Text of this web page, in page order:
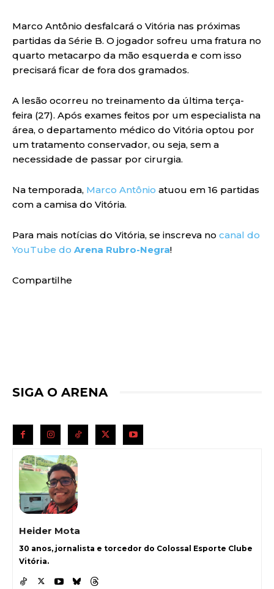
Marco Antônio desfalcará o Vitória nas próximas
partidas da Série B. O jogador sofreu uma fratura no
quarto metacarpo da mão esquerda e com isso
precisará ficar de fora dos gramados.
A lesão ocorreu no treinamento da última terça-
feira (27). Após exames feitos por um especialista na
área, o departamento médico do Vitória optou por
um tratamento conservador, ou seja, sem a
necessidade de passar por cirurgia.
Na temporada, Marco Antônio atuou em 16 partidas
com a camisa do Vitória.
Para mais notícias do Vitória, se inscreva no canal do
YouTube do Arena Rubro-Negra!
Compartilhe
SIGA O ARENA
Heider Mota
30 anos, jornalista e torcedor do Colossal Esporte Clube
Vitória.